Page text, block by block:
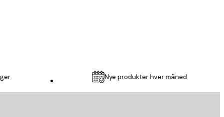
Nye produkter hver måned